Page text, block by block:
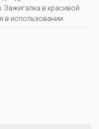
в красивой
в использовании.